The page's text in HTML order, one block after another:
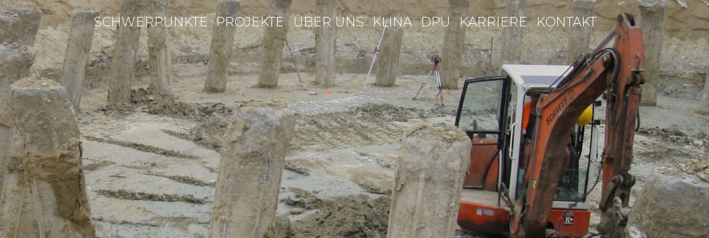
SCHWERPUNKTE PROJEKTE ÜBER UNS KLINA DPU KARRIERE KONTAKT